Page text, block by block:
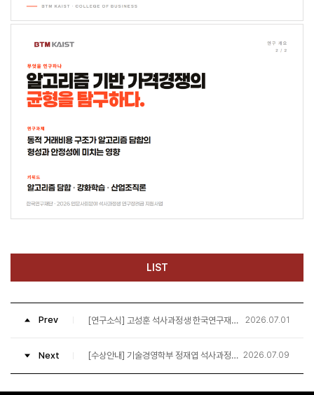
LIST
Prev [연구소식] 고성훈 석사과정생 한국연구재단 연구장려금 선정(정승원 교수님 연구실) 2026.07.01
Next [수상안내] 기술경영학부 정재엽 석사과정생, 기술경영경제학회 우수논문상 수상(김원준 교수님, 정현주 교수님 연구실) 2026.07.09